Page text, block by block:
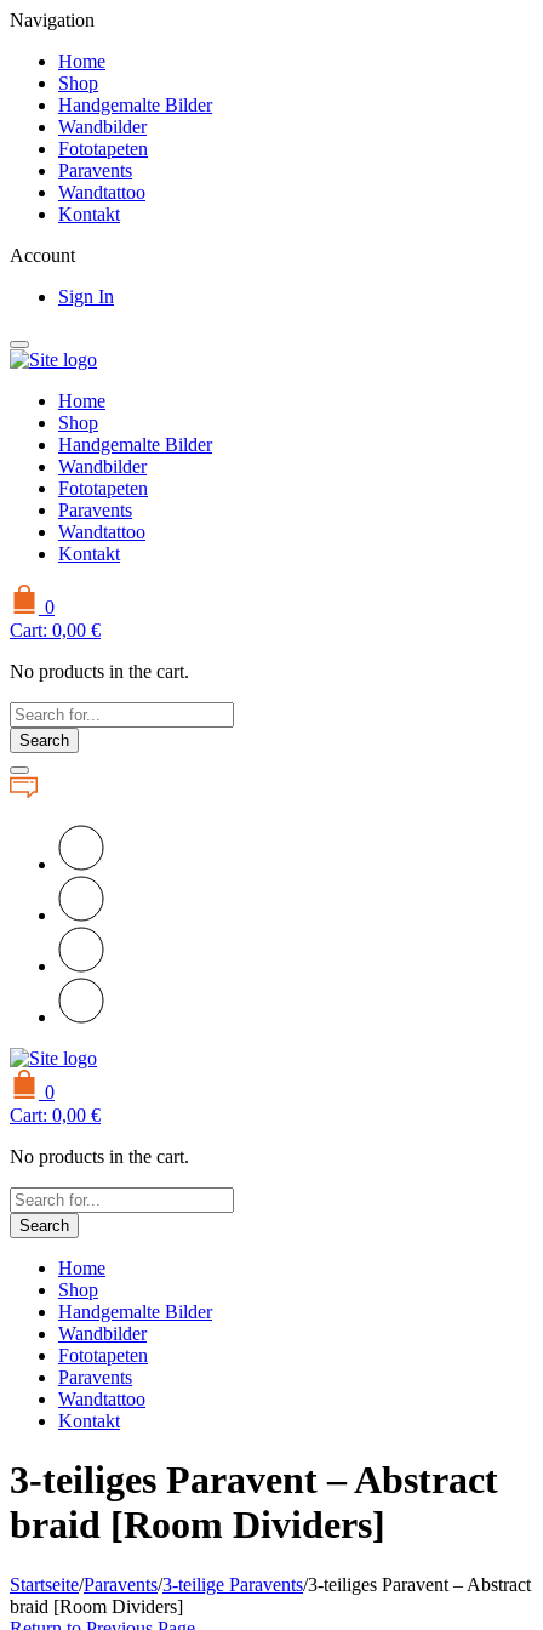
Navigation
Home
Shop
Handgemalte Bilder
Wandbilder
Fototapeten
Paravents
Wandtattoo
Kontakt
Account
Sign In
Home
Shop
Handgemalte Bilder
Wandbilder
Fototapeten
Paravents
Wandtattoo
Kontakt
0
Cart: 0,00 €
No products in the cart.
Search
0
Cart: 0,00 €
No products in the cart.
Search
Home
Shop
Handgemalte Bilder
Wandbilder
Fototapeten
Paravents
Wandtattoo
Kontakt
3-teiliges Paravent – Abstract
braid [Room Dividers]
Startseite/Paravents/3-teilige Paravents/3-teiliges Paravent – Abstract
braid [Room Dividers]